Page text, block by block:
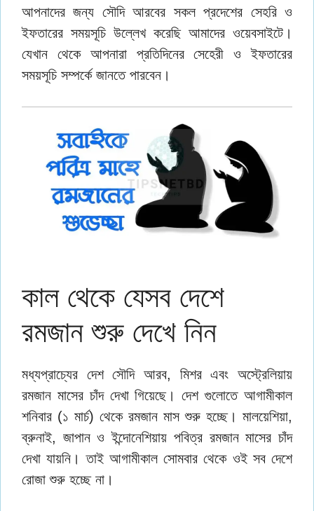
আপনাদের জন্য সৌদি আরবের সকল প্রদেশের সেহরি ও
ইফতারের সময়সূচি উল্লেখ করেছি আমাদের ওয়েবসাইটে।
যেখান থেকে আপনারা প্রতিদিনের সেহেরী ও ইফতারের
সময়সূচি সম্পর্কে জানতে পারবেন।
কাল থেকে যেসব দেশে
রমজান শুরু দেখে নিন
মধ্যপ্রাচ্যের দেশ সৌদি আরব, মিশর এবং অস্ট্রেলিয়ায়
রমজান মাসের চাঁদ দেখা গিয়েছে। দেশ ‍গুলোতে আগামীকাল
শনিবার (১ মার্চ) থেকে রমজান মাস শুরু হচ্ছে। মালয়েশিয়া,
ব্রুনাই, জাপান ও ইন্দোনেশিয়ায় পবিত্র রমজান মাসের চাঁদ
দেখা যায়নি। তাই আগামীকাল সোমবার থেকে ওই সব দেশে
রোজা শুরু হচ্ছে না।